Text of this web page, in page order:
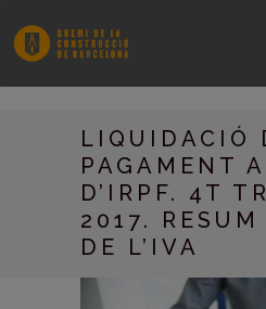
LIQUIDACIÓ
PAGAMENT
D’IRPF. 4T
2017.
DE L’IVA